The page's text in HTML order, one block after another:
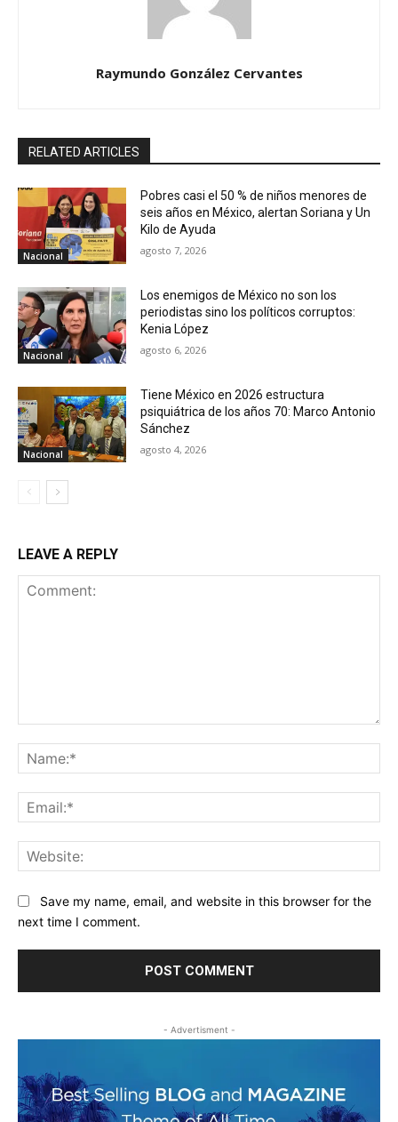
Raymundo González Cervantes
RELATED ARTICLES
Nacional
Pobres casi el 50 % de niños menores de
seis años en México, alertan Soriana y Un
Kilo de Ayuda
agosto 7, 2026
Nacional
Los enemigos de México no son los
periodistas sino los políticos corruptos:
Kenia López
agosto 6, 2026
Nacional
Tiene México en 2026 estructura
psiquiátrica de los años 70: Marco Antonio
Sánchez
agosto 4, 2026
LEAVE A REPLY
Save my name, email, and website in this browser for the
next time I comment.
- Advertisment -